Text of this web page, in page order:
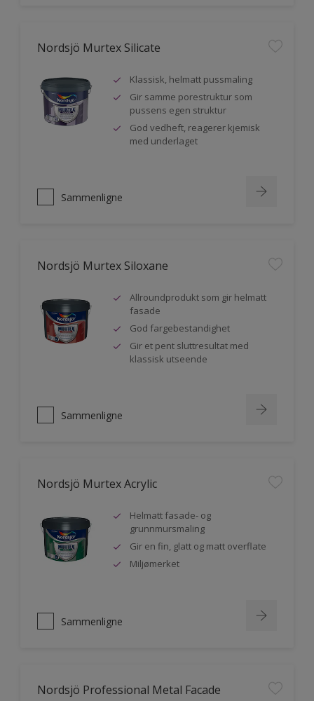
Nordsjö Murtex Silicate
Klassisk, helmatt pussmaling
Gir samme porestruktur som
pussens egen struktur
God vedheft, reagerer kjemisk
med underlaget
Sammenligne
Nordsjö Murtex Siloxane
Allroundprodukt som gir helmatt
fasade
God fargebestandighet
Gir et pent sluttresultat med
klassisk utseende
Sammenligne
Nordsjö Murtex Acrylic
Helmatt fasade- og
grunnmursmaling
Gir en fin, glatt og matt overflate
Miljømerket
Sammenligne
Nordsjö Professional Metal Facade